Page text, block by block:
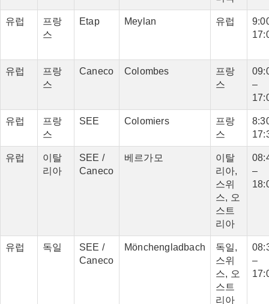
유럽
프랑
스
Etap Meylan 유럽
유럽
프랑
스
Caneco Colombes
프랑
스
–
유럽
프랑
스
SEE Colomiers
프랑
스
유럽
이탈
리아
SEE /
Caneco
베르가모
이탈
리아,
스위
스, 오
스트
리아
–
유럽 독일
SEE /
Caneco
Mönchengladbach
독일,
스위
스, 오
스트
리아
–